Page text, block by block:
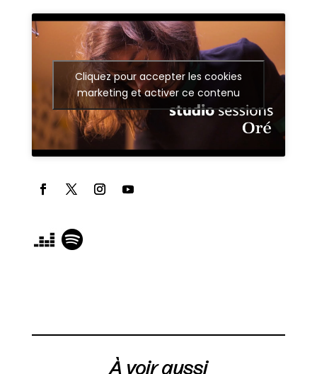
Cliquez pour accepter les cookies
marketing et activer ce contenu
À voir aussi